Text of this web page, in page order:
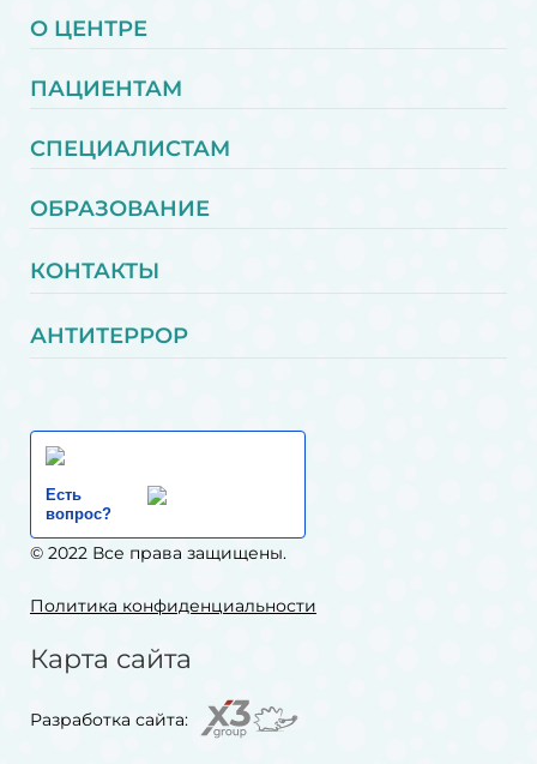
О ЦЕНТРЕ
ПАЦИЕНТАМ
СПЕЦИАЛИСТАМ
ОБРАЗОВАНИЕ
КОНТАКТЫ
АНТИТЕРРОР
Есть
вопрос?
© 2022 Все права защищены.
Политика конфиденциальности
Карта сайта
Разработка сайта: